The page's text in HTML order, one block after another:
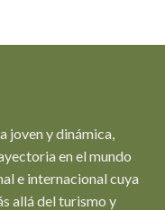
joven y dinámica,
en el mundo
e internacional cuya
allá del turismo y